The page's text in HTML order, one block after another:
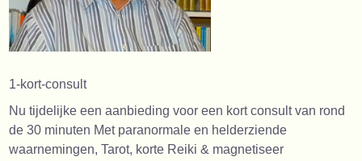
1-kort-consult
Nu tijdelijke een aanbieding voor een kort consult van rond
de 30 minuten Met paranormale en helderziende
waarnemingen, Tarot, korte Reiki & magnetiseer